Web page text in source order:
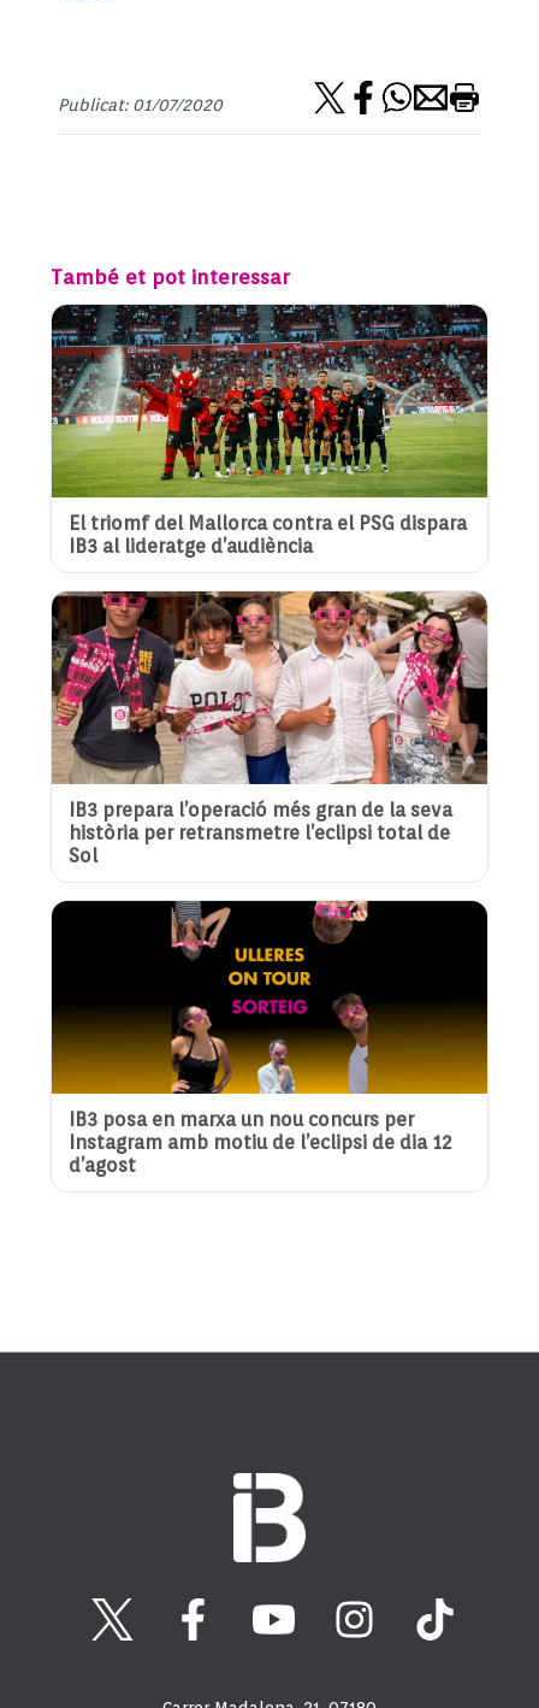
Publicat: 01/07/2020
També et pot interessar
El triomf del Mallorca contra el PSG dispara
IB3 al lideratge d’audiència
IB3 prepara l’operació més gran de la seva
història per retransmetre l’eclipsi total de
Sol
IB3 posa en marxa un nou concurs per
Instagram amb motiu de l’eclipsi de dia 12
d’agost